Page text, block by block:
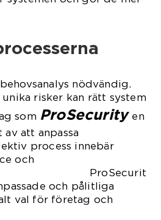
nödvändig.
risker kan rätt system
som ProSecurity en
att anpassa
process innebär
och
och pålitliga
val för företag och